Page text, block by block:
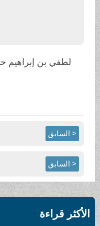
لطفي بن إبراهيم
< السابق
< السابق
الأكثر قراءة